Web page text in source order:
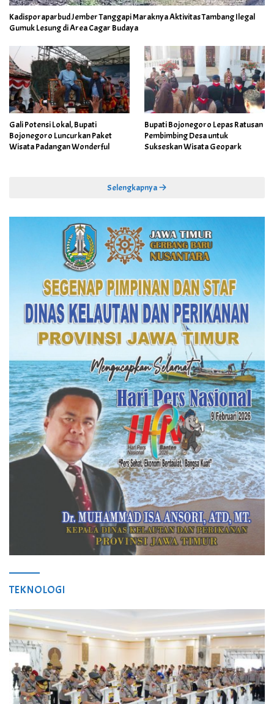
Kadisporaparbud Jember Tanggapi Maraknya Aktivitas Tambang Ilegal
Gumuk Lesung di Area Cagar Budaya
Gali Potensi Lokal, Bupati
Bojonegoro Luncurkan Paket
Wisata Padangan Wonderful
Bupati Bojonegoro Lepas Ratusan
Pembimbing Desa untuk
Sukseskan Wisata Geopark
Selengkapnya
TEKNOLOGI